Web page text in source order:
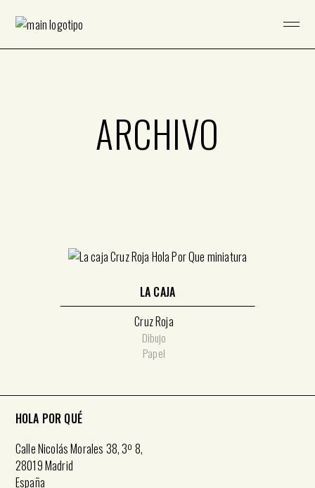
contenido
ARCHIVO
LA CAJA
Cruz Roja
Dibujo
Papel
HOLA POR QUÉ
Calle Nicolás Morales 38, 3º 8,
28019 Madrid
España